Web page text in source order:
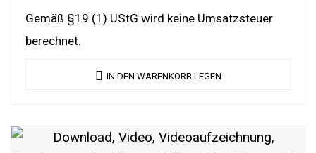
Gemäß §19 (1) UStG wird keine Umsatzsteuer
berechnet.
IN DEN WARENKORB LEGEN